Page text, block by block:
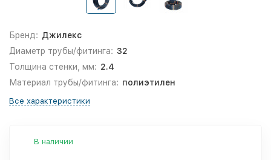
Бренд: Джилекс
Диаметр трубы/фитинга: 32
Толщина стенки, мм: 2.4
Материал трубы/фитинга: полиэтилен
Все характеристики
В наличии